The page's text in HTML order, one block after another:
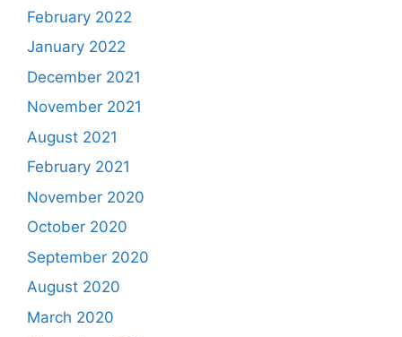
February 2022
January 2022
December 2021
November 2021
August 2021
February 2021
November 2020
October 2020
September 2020
August 2020
March 2020